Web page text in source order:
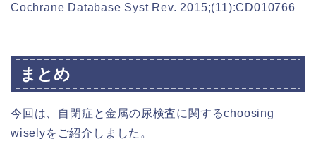
Cochrane Database Syst Rev. 2015;(11):CD010766
まとめ
今回は、自閉症と金属の尿検査に関するchoosing
wiselyをご紹介しました。